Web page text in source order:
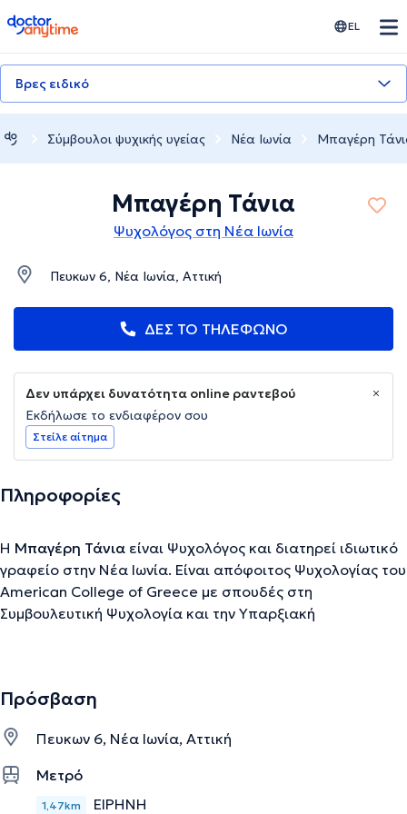
doctoranytime EL
Βρες ειδικό
Σύμβουλοι ψυχικής υγείας Νέα Ιωνία Μπαγέρη
Μπαγέρη Τάνια
Ψυχολόγος στη Νέα Ιωνία
Πευκων 6, Νέα Ιωνία, Αττική
ΔΕΣ ΤΟ ΤΗΛΕΦΩΝΟ
Δεν υπάρχει δυνατότητα online ραντεβού
Εκδήλωσε το ενδιαφέρον σου
Στείλε αίτημα
Πληροφορίες
Η Μπαγέρη Τάνια είναι Ψυχολόγος και διατηρεί ιδιωτικό
γραφείο στην Νέα Ιωνία. Είναι απόφοιτος Ψυχολογίας του
American College of Greece με σπουδές στη
Συμβουλευτική Ψυχολογία και την Υπαρξιακή
σε ενήλικες. Επίσης, έχει συνεργαστεί με το Balham
Psychiatric Rehabilitation Association και το Alderbrook
Primary School. Στην Ελλάδα, μεταξύ άλλων οργανισμών,
έχει συνεργαστεί με την Α’ Κλινική του Πανεπιστημίου
Αθηνών στο Κέντρο Κοινοτικής Ψυχικής Υγιεινής Βύρωνα -
Πρόσβαση
Πευκων 6, Νέα Ιωνία, Αττική
Μετρό
1,47km ΕΙΡΗΝΗ